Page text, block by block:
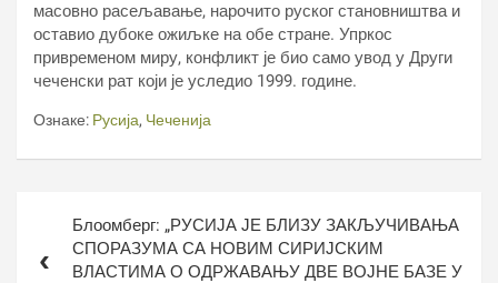
масовно расељавање, нарочито руског становништва и
оставио дубоке ожиљке на обе стране. Упркос
привременом миру, конфликт је био само увод у Други
чеченски рат који је уследио 1999. године.
Ознаке: Русија, Чеченија
чланкаБлоомберг: „РУСИЈА ЈЕ БЛИЗУ ЗАКЉУЧИВАЊА
СПОРАЗУМА СА НОВИМ СИРИЈСКИМ
ВЛАСТИМА О ОДРЖАВАЊУ ДВЕ ВОЈНЕ БАЗЕ У